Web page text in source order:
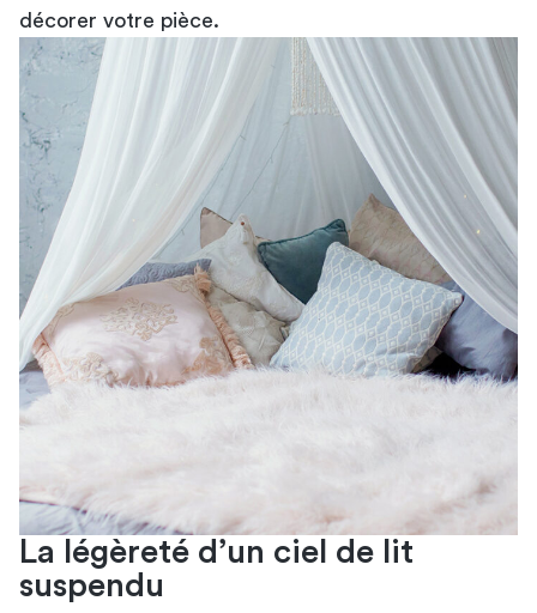
décorer votre pièce.
La légèreté d’un ciel de lit
suspendu